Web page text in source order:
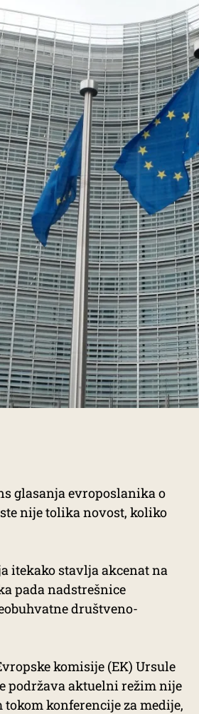
glasanja evroposlanika o
nije tolika novost, koliko
itekako stavlja akcenat na
pada nadstrešnice
društveno-
komisije (EK) Ursule
podržava aktuelni režim nije
konferencije za medije,